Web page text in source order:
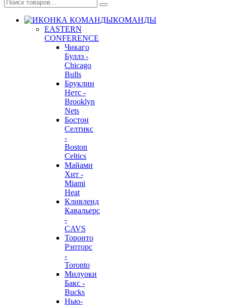
КОМАНДЫ
EASTERN
CONFERENCE
Чикаго
Буллз -
Chicago
Bulls
Бруклин
Нетс -
Brooklyn
Nets
Бостон
Селтикс
-
Boston
Celtics
Майами
Хит -
Miami
Heat
Кливленд
Кавальерс
-
CAVS
Торонто
Рэпторс
-
Toronto
Милуоки
Бакс -
Bucks
Нью-